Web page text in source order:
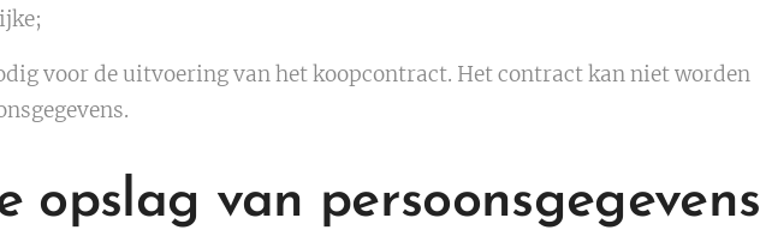
voor de uitvoering van het koopcontract. Het contract kan niet worden
opslag van persoonsgegevens